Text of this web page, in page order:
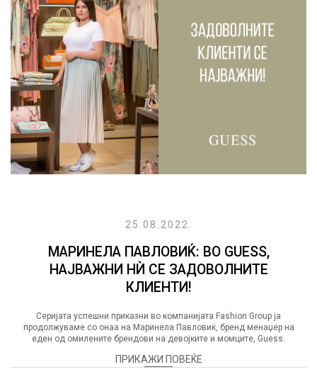
25.08.2022.
МАРИНЕЛА ПАВЛОВИЌ: ВО GUESS,
НАЈВАЖНИ НЍ СЕ ЗАДОВОЛНИТЕ
КЛИЕНТИ!
Серијата успешни приказни во компанијата Fashion Group ја
продолжуваме со онаа на Маринела Павловиќ, бренд менаџер на
еден од омилените брендови на девојките и момците, Guess.
ПРИКАЖИ ПОВЕЌЕ